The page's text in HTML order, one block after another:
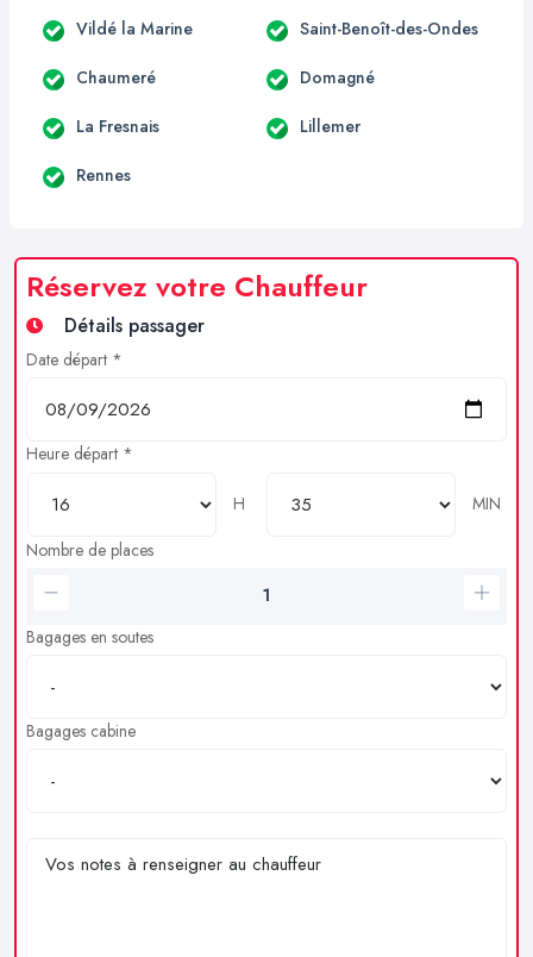
Vildé la Marine Saint-Benoît-des-Ondes
Chaumeré Domagné
La Fresnais Lillemer
Rennes
Réservez votre Chauffeur
Détails passager
Date départ *
Heure départ *
H
MIN
Nombre de places
Bagages en soutes
Bagages cabine